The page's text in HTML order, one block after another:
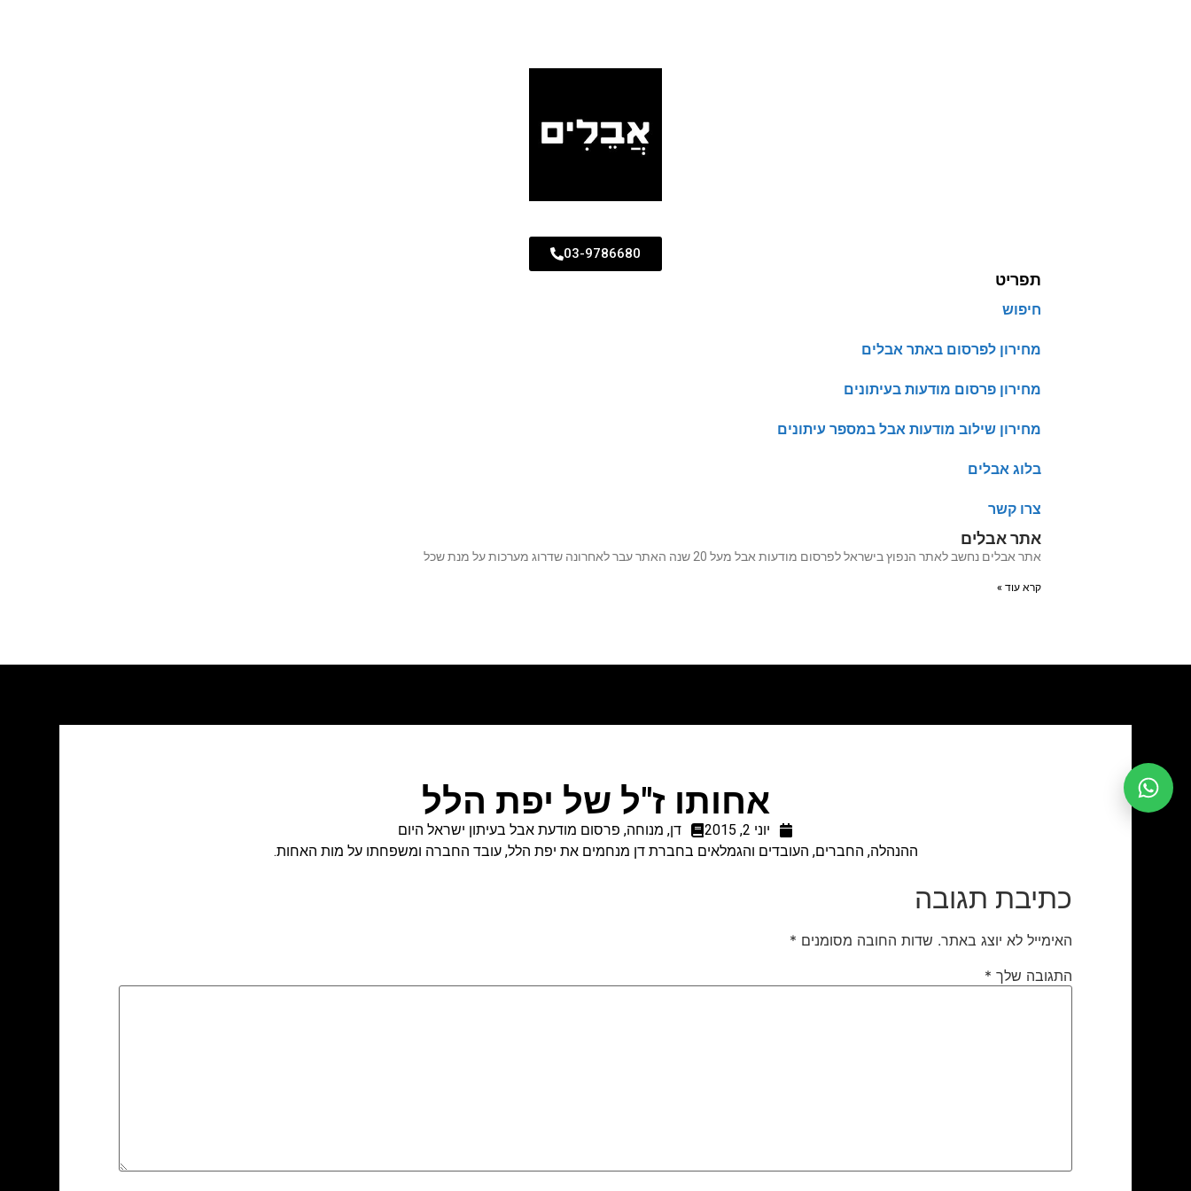
03-9786680
תפריט
חיפוש
מחירון לפרסום באתר אבלים
מחירון פרסום מודעות בעיתונים
מחירון שילוב מודעות אבל במספר עיתונים
בלוג אבלים
צרו קשר
אתר אבלים
אתר אבלים נחשב לאתר הנפוץ בישראל לפרסום מודעות אבל מעל 20 שנה האתר עבר לאחרונה שדרוג מערכות על מנת שכל
קרא עוד »
אחותו ז"ל של יפת הלל
יוני 2, 2015 דן, מנוחה, פרסום מודעת אבל בעיתון ישראל היום
ההנהלה, החברים, העובדים והגמלאים בחברת דן מנחמים את יפת הלל, עובד החברה ומשפחתו על מות האחות.
כתיבת תגובה
האימייל לא יוצג באתר. שדות החובה מסומנים *
התגובה שלך *